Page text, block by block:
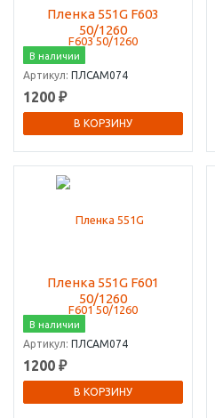
Пленка 551G F603
50/1260
В наличии
Артикул: ПЛСАМ074
1200 ₽
В КОРЗИНУ
Пленка 551G F601
50/1260
В наличии
Артикул: ПЛСАМ074
1200 ₽
В КОРЗИНУ